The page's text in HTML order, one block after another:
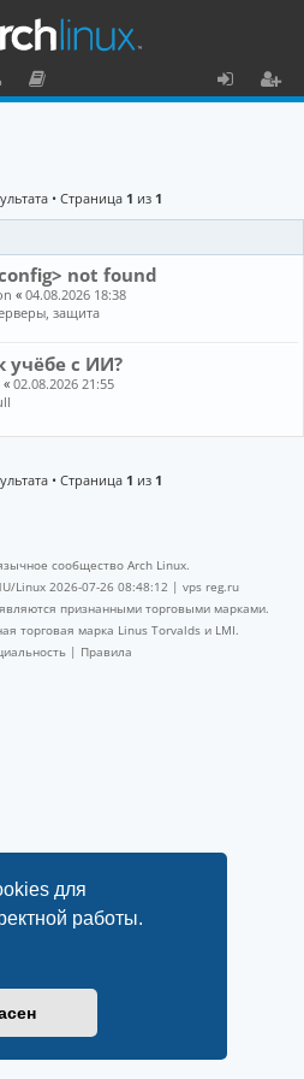
для
работы.
е
н
та
и
р
а
• Страница 1 из 1
not found
«04.08.2026 18:38
защита
учёбе с ИИ?
«02.08.2026 21:55
• Страница 1 из 1
сообщество Arch Linux.
Linux 2026-07-26 08:48:12 | vps reg.ru
признанными торговыми марками.
торговая марка Linus Torvalds и LMI.
| Правила